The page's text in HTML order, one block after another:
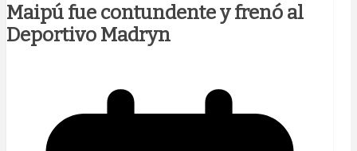
Maipú fue contundente y frenó al
Deportivo Madryn